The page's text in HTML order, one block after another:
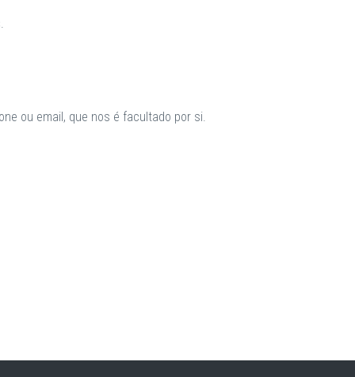
ou email, que nos é facultado por si.